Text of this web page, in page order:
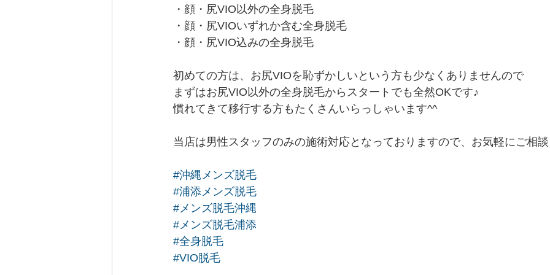
・顔・尻VIO以外の全身脱毛
・顔・尻VIOいずれか含む全身脱毛
・顔・尻VIO込みの全身脱毛
初めての方は、お尻VIOを恥ずかしいという方も少なくありませんので
まずはお尻VIO以外の全身脱毛からスタートでも全然OKです♪
慣れてきて移行する方もたくさんいらっしゃいます^^
当店は男性スタッフのみの施術対応となっておりますので、お気軽にご相
#沖縄メンズ脱毛
#浦添メンズ脱毛
#メンズ脱毛沖縄
#メンズ脱毛浦添
#全身脱毛
#VIO脱毛